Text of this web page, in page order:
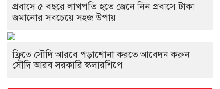
প্রবাসে ৫ বছরে লাখপতি হতে জেনে নিন প্রবাসে টাকা
জমানোর সবচেয়ে সহজ উপায়
ফ্রিতে সৌদি আরবে পড়াশোনা করতে আবেদন করুন
সৌদি আরব সরকারি স্কলারশিপে